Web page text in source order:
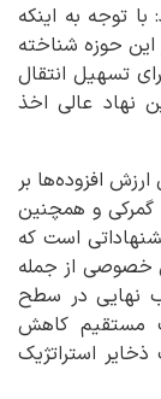
توجه به اینکه
این حوزه شناخته
تسهیل انتقال
نهاد عالی اخذ
افزوده‌ها بر
و همچنین
است که
خصوصی از جمله
نهایی در سطح
مستقیم کاهش
استراتژیک